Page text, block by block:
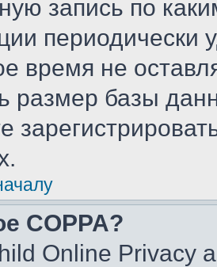
запись по
периодически
время не
размер базы
COPPA?
Online Privacy